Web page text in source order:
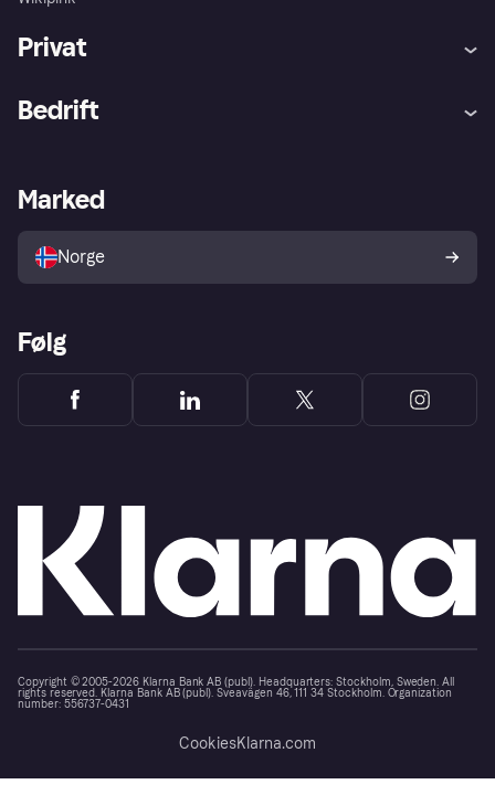
Privat
Utforsk butikker
Bedrift
Merchant portal
Marked
Norge
Følg
Copyright © 2005-2026 Klarna Bank AB (publ). Headquarters: Stockholm, Sweden. All
rights reserved. Klarna Bank AB (publ). Sveavägen 46, 111 34 Stockholm. Organization
number: 556737-0431
CookiesKlarna.com